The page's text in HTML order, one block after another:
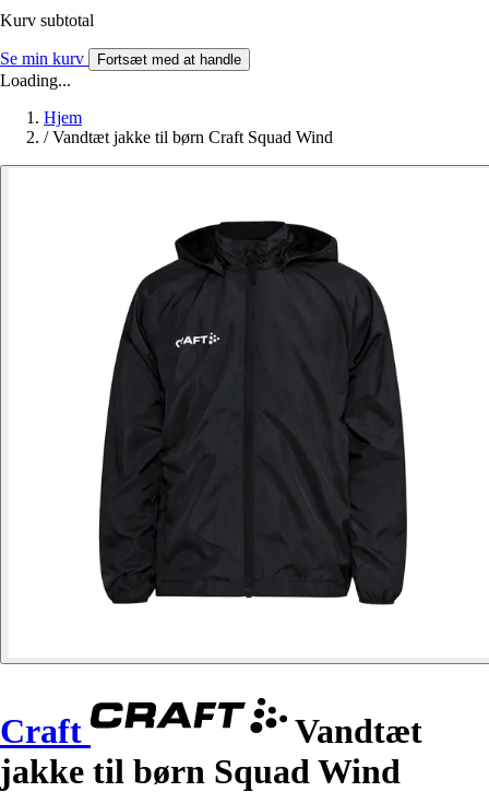
Kurv subtotal
Se min kurv Fortsæt med at handle
Loading...
Hjem
/ Vandtæt jakke til børn Craft Squad Wind
Craft
Vandtæt
jakke til børn Squad Wind